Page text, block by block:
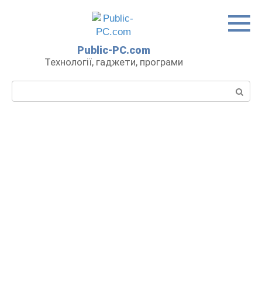
Public-PC.com
Технології, гаджети, програми